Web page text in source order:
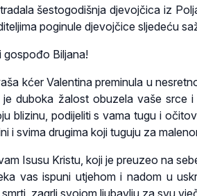
šestogodišnja djevojčica iz
poginule djevojčice sljedeću
gospođo Biljana!
kćer Valentina preminula u
duboka žalost obuzela vaše srce
blizinu, podijeliti s vama tugu i
i svima drugima koji tuguju za
Isusu Kristu, koji je preuzeo na
vas ispuni utjehom i nadom u